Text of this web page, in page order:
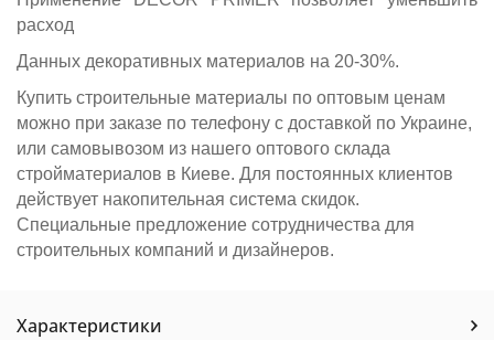
расход
Данных декоративных материалов на 20-30%.
Купить строительные материалы по оптовым ценам
можно при заказе по телефону с доставкой по Украине,
или самовывозом из нашего оптового склада
стройматериалов в Киеве. Для постоянных клиентов
действует накопительная система скидок.
Специальные предложение сотрудничества для
строительных компаний и дизайнеров.
Характеристики